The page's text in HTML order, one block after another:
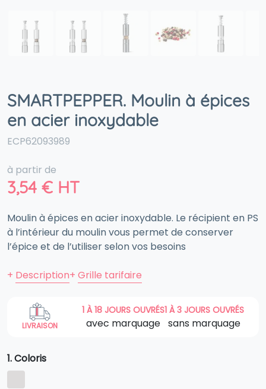
SMARTPEPPER. Moulin à épices
en acier inoxydable
ECP62093989
à partir de
3,54 € HT
Moulin à épices en acier inoxydable. Le récipient en PS
à l’intérieur du moulin vous permet de conserver
l’épice et de l’utiliser selon vos besoins
+ Description+ Grille tarifaire
LIVRAISON
1 À 18 JOURS OUVRÉS
avec marquage
1 À 3 JOURS OUVRÉS
sans marquage
1. Coloris